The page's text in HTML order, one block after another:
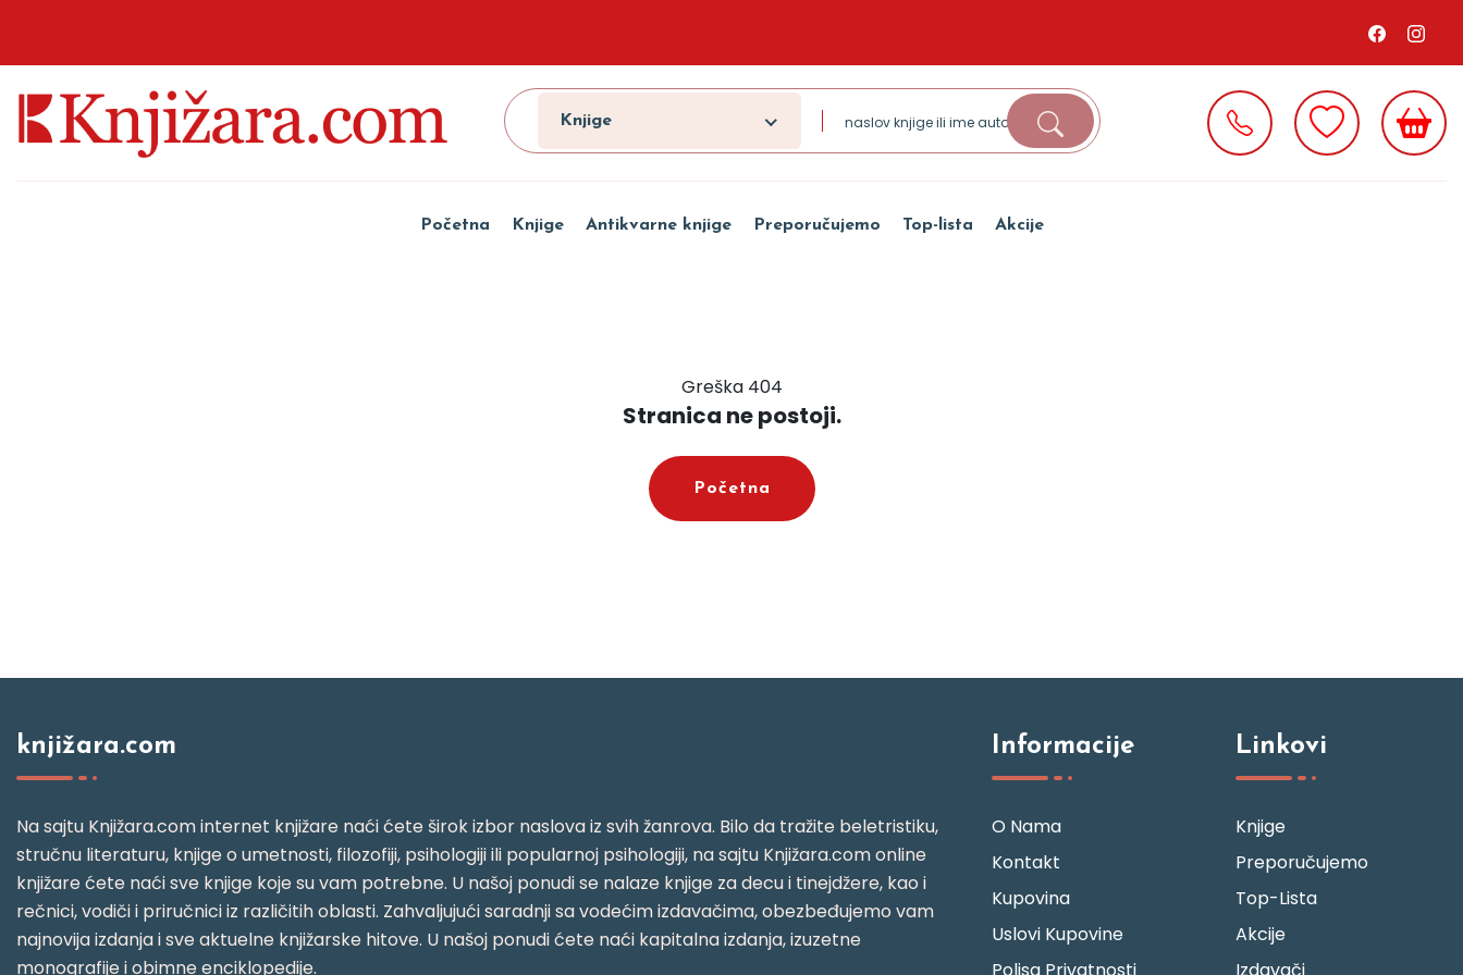
Knjige
Početna Knjige Antikvarne knjige Preporučujemo Top-lista Akcije
Greška 404
Stranica ne postoji.
Početna
knjižara.com
Na sajtu Knjižara.com internet knjižare naći ćete širok izbor naslova iz svih žanrova. Bilo da tražite beletristiku,
stručnu literaturu, knjige o umetnosti, filozofiji, psihologiji ili popularnoj psihologiji, na sajtu Knjižara.com online
knjižare ćete naći sve knjige koje su vam potrebne. U našoj ponudi se nalaze knjige za decu i tinejdžere, kao i
rečnici, vodiči i priručnici iz različitih oblasti. Zahvaljujući saradnji sa vodećim izdavačima, obezbeđujemo vam
najnovija izdanja i sve aktuelne knjižarske hitove. U našoj ponudi ćete naći kapitalna izdanja, izuzetne
monografije i obimne enciklopedije.
Informacije
O Nama
Kontakt
Kupovina
Uslovi Kupovine
Linkovi
Knjige
Preporučujemo
Top-Lista
Akcije